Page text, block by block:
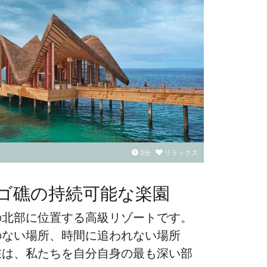
3分 リラックス
礁の持続可能な楽園
部に位置する高級リゾートです。
い場所、時間に追われない場所
、私たちを自分自身の最も深い部